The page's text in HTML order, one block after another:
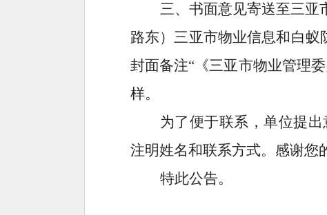
三、书面意见寄送至三亚
路东）三亚市物业信息和白蚁
封面备注“ 《三亚市物业管理
样。
为了便于联系，单位提
注明姓名和联系方式。感谢您
特此公告。